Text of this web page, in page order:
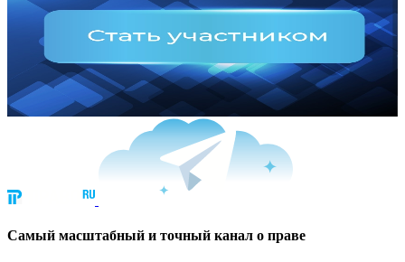
Cамый масштабный и точный канал о праве